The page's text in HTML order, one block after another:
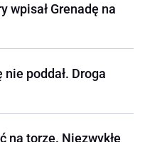
wpisał Grenadę na
nie poddał. Droga
na torze. Niezwykłe